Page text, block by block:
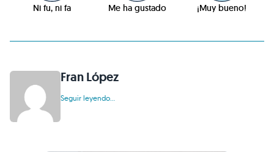
Ni fu, ni fa Me ha gustado ¡Muy bueno!
Fran López
Seguir leyendo...